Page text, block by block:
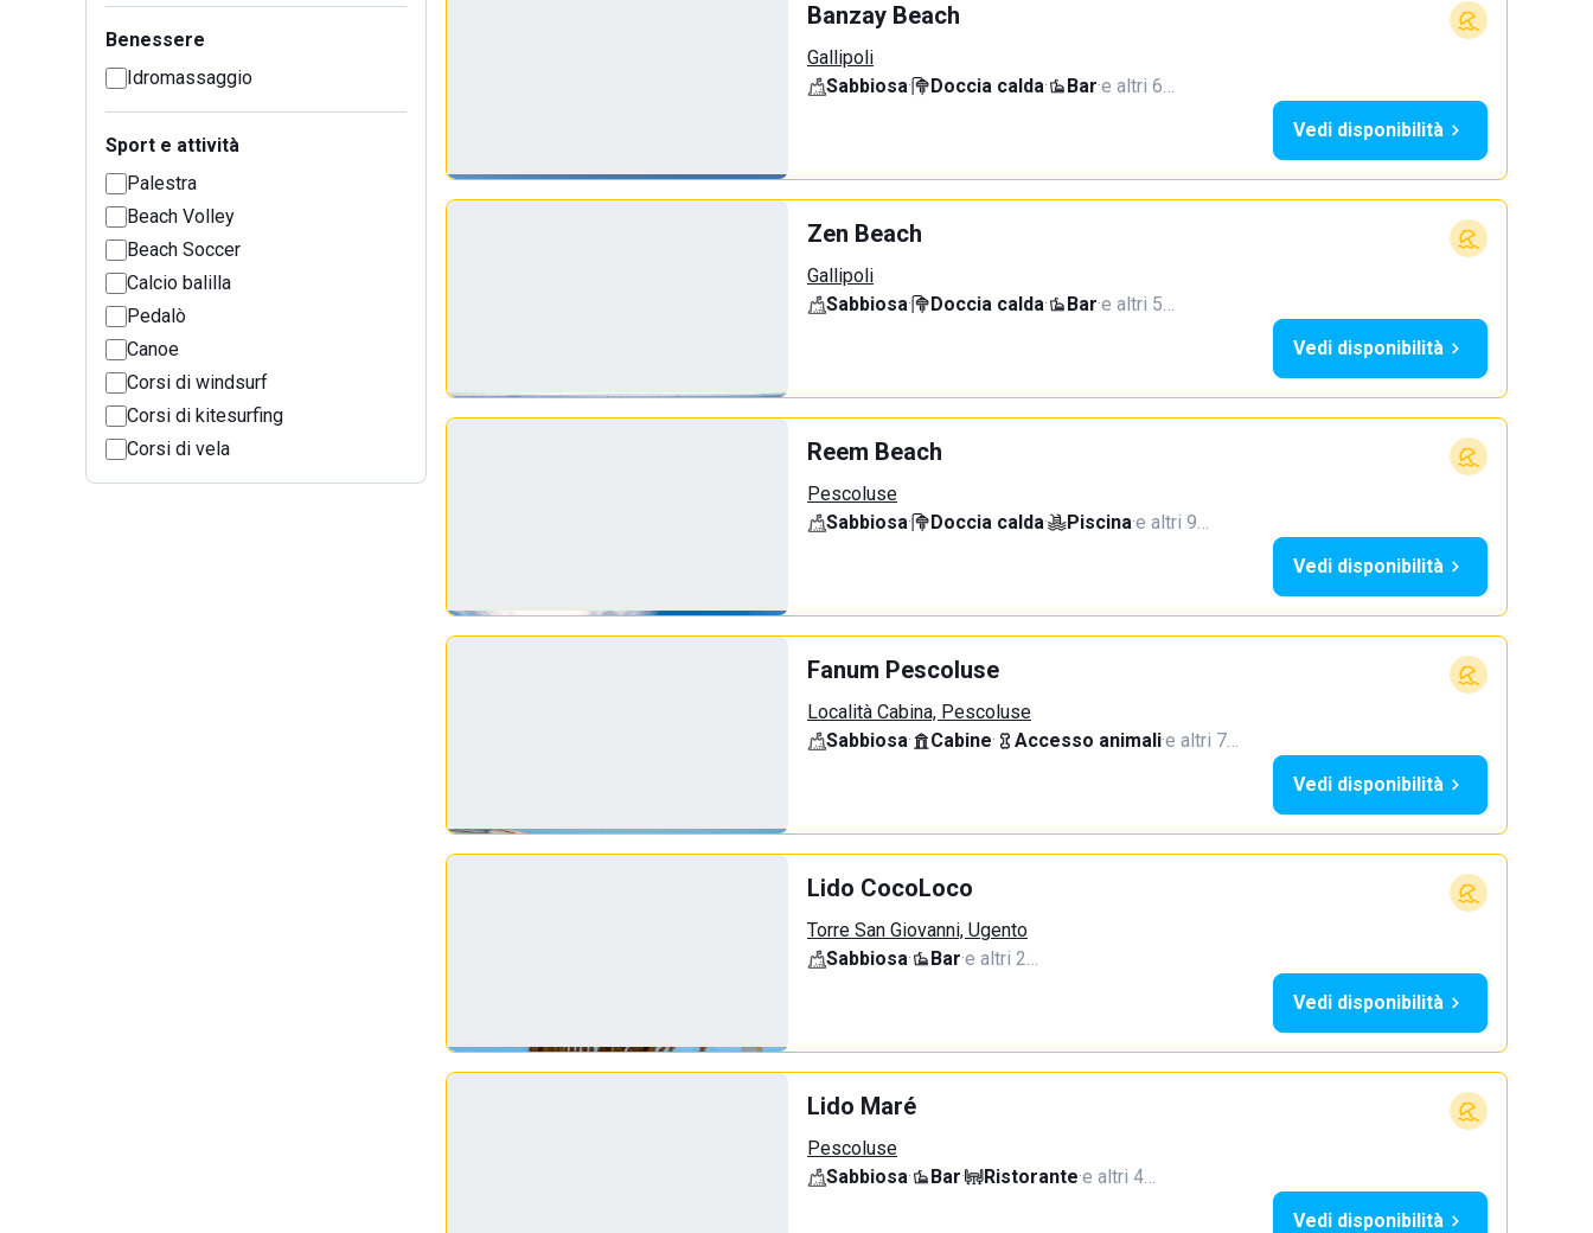
Benessere
Idromassaggio
Sport e attività
Palestra
Beach Volley
Beach Soccer
Calcio balilla
Pedalò
Canoe
Corsi di windsurf
Corsi di kitesurfing
Corsi di vela
Banzay Beach
Gallipoli
Sabbiosa· Doccia calda· Bar·e altri 6…
Vedi disponibilità
Zen Beach
Gallipoli
Sabbiosa· Doccia calda· Bar·e altri 5…
Vedi disponibilità
Reem Beach
Pescoluse
Sabbiosa· Doccia calda· Piscina·e altri 9…
Vedi disponibilità
Fanum Pescoluse
Località Cabina, Pescoluse
Sabbiosa· Cabine· Accesso animali·e altri 7…
Vedi disponibilità
Lido CocoLoco
Torre San Giovanni, Ugento
Sabbiosa· Bar·e altri 2…
Vedi disponibilità
Lido Maré
Pescoluse
Sabbiosa· Bar· Ristorante·e altri 4…
Vedi disponibilità